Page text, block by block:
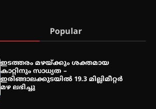
തേലപ്പിളളി പാറേമൽ വറീത്
തോമാസ് (69) അന്തരിച്ചു
Popular
ഇടത്തരം മഴയ്ക്കും ശക്തമായ
കാറ്റിനും സാധ്യത –
ഇരിങ്ങാലക്കുടയിൽ 19.3 മില്ലിമീറ്റർ
മഴ ലഭിച്ചു